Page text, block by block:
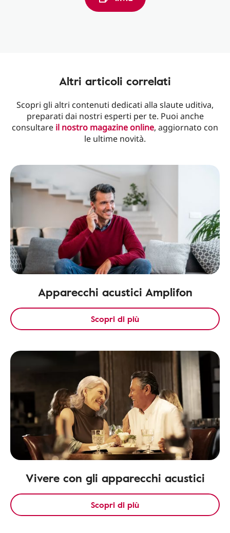
Altri articoli correlati
Scopri gli altri contenuti dedicati alla slaute uditiva,
preparati dai nostri esperti per te. Puoi anche
consultare il nostro magazine online, aggiornato con
le ultime novità.
Apparecchi acustici Amplifon
Scopri di più
Vivere con gli apparecchi acustici
Scopri di più